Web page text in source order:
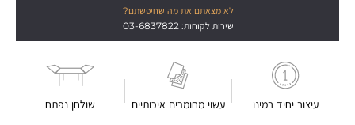
עיצוב יחיד במינו עשוי מחומרים איכותיים שולחן נפתח
לא מצאתם את מה שחיפשתם?
שירות לקוחות: 03-6837822